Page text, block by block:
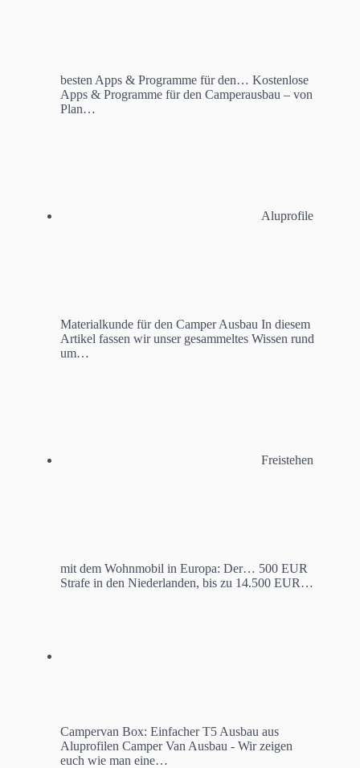
besten Apps & Programme für den… Kostenlose
Apps & Programme für den Camperausbau – von
Plan…
Aluprofile
Materialkunde für den Camper Ausbau In diesem
Artikel fassen wir unser gesammeltes Wissen rund
um…
Freistehen
mit dem Wohnmobil in Europa: Der… 500 EUR
Strafe in den Niederlanden, bis zu 14.500 EUR…
Campervan Box: Einfacher T5 Ausbau aus
Aluprofilen Camper Van Ausbau - Wir zeigen
euch wie man eine…